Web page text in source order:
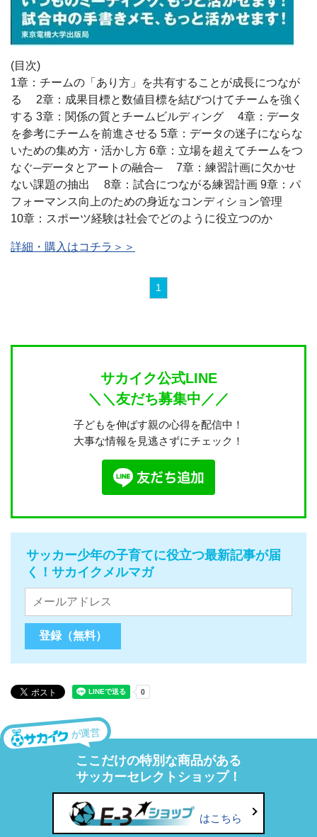
(目次)
1章：チームの「あり方」を共有することが成長につなが
る 2章：成果目標と数値目標を結びつけてチームを強く
する 3章：関係の質とチームビルディング 4章：データ
を参考にチームを前進させる 5章：データの迷子にならな
いための集め方・活かし方 6章：立場を超えてチームをつ
なぐ─データとアートの融合─ 7章：練習計画に欠かせ
ない課題の抽出 8章：試合につながる練習計画 9章：パ
フォーマンス向上のための身近なコンディション管理
10章：スポーツ経験は社会でどのように役立つのか
詳細・購入はコチラ＞＞
1
サカイク公式LINE
＼＼友だち募集中／／
子どもを伸ばす親の心得を配信中！
大事な情報を見逃さずにチェック！
サッカー少年の子育てに役立つ最新記事が届
く！サカイクメルマガ
が運営
ここだけの特別な商品がある
サッカーセレクトショップ！
はこちら